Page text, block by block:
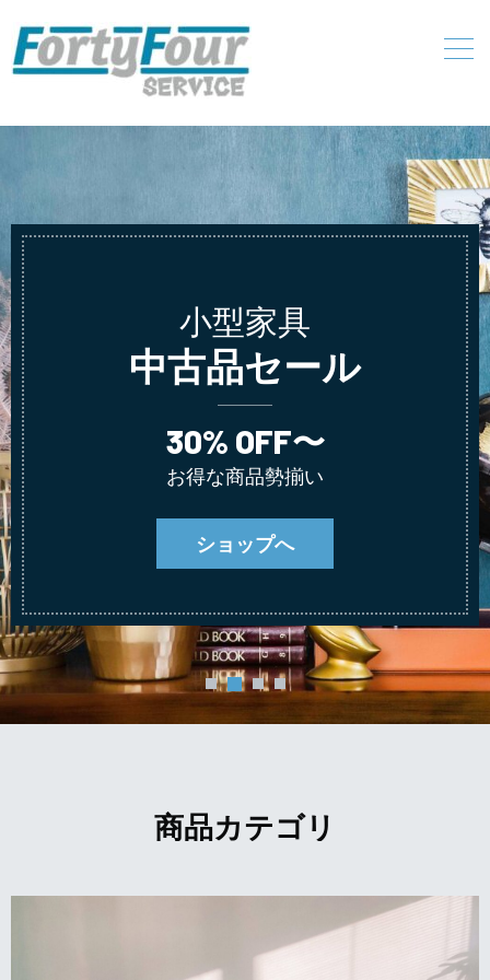
小型家具
中古品セール
30% OFF〜
お得な商品勢揃い
ショップへ
商品カテゴリ